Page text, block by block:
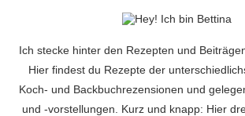
Ich stecke hinter den Rezepten und
Hier findest du Rezepte der
Koch- und Backbuchrezensionen und
und -vorstellungen. Kurz und knapp: Hier